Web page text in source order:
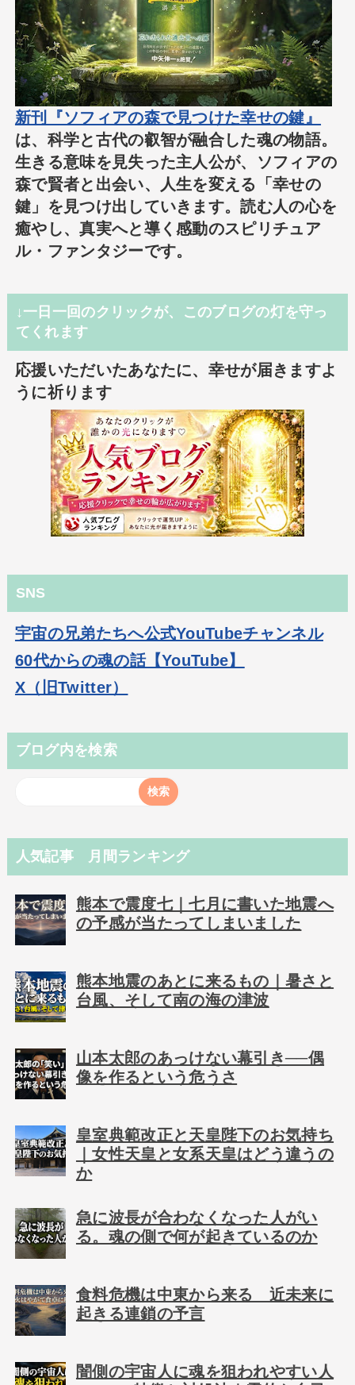
新刊『ソフィアの森で見つけた幸せの鍵』
は、科学と古代の叡智が融合した魂の物語。
生きる意味を見失った主人公が、ソフィアの
森で賢者と出会い、人生を変える「幸せの
鍵」を見つけ出していきます。読む人の心を
癒やし、真実へと導く感動のスピリチュア
ル・ファンタジーです。
↓一日一回のクリックが、このブログの灯を守っ
てくれます
応援いただいたあなたに、幸せが届きますよ
うに祈ります
SNS
宇宙の兄弟たちへ公式YouTubeチャンネル
60代からの魂の話【YouTube】
X（旧Twitter）
ブログ内を検索
人気記事 月間ランキング
熊本で震度七｜七月に書いた地震へ
の予感が当たってしまいました
熊本地震のあとに来るもの｜暑さと
台風、そして南の海の津波
山本太郎のあっけない幕引き──偶
像を作るという危うさ
皇室典範改正と天皇陛下のお気持ち
｜女性天皇と女系天皇はどう違うの
か
急に波長が合わなくなった人がい
る。魂の側で何が起きているのか
食料危機は中東から来る 近未来に
起きる連鎖の予言
闇側の宇宙人に魂を狙われやすい人